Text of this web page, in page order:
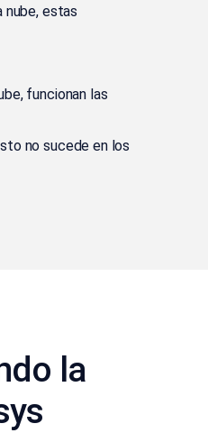
nube, estas
funcionan las
no sucede en los
la